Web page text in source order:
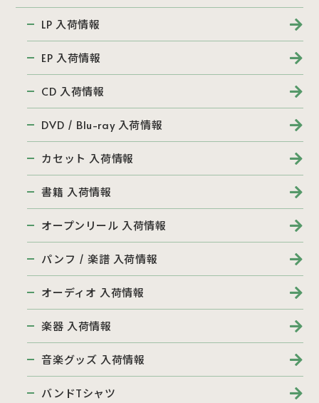
LP 入荷情報
EP 入荷情報
CD 入荷情報
DVD / Blu-ray 入荷情報
カセット 入荷情報
書籍 入荷情報
オープンリール 入荷情報
パンフ / 楽譜 入荷情報
オーディオ 入荷情報
楽器 入荷情報
音楽グッズ 入荷情報
バンドTシャツ